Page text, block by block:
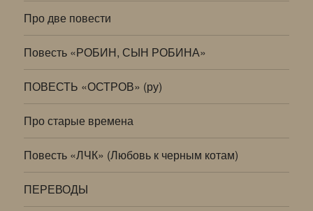
Про две повести
Повесть «РОБИН, СЫН РОБИНА»
ПОВЕСТЬ «ОСТРОВ» (ру)
Про старые времена
Повесть «ЛЧК» (Любовь к черным котам)
ПЕРЕВОДЫ